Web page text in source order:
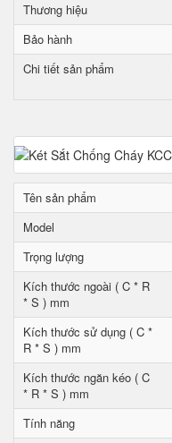
Thương hiệu
Bảo hành
Chi tiết sản phẩm
Tên sản phẩm
Model
Trọng lượng
Kích thước ngoài ( C * R
* S ) mm
Kích thước sử dụng ( C *
R * S ) mm
Kích thước ngăn kéo ( C
* R * S ) mm
Tính năng